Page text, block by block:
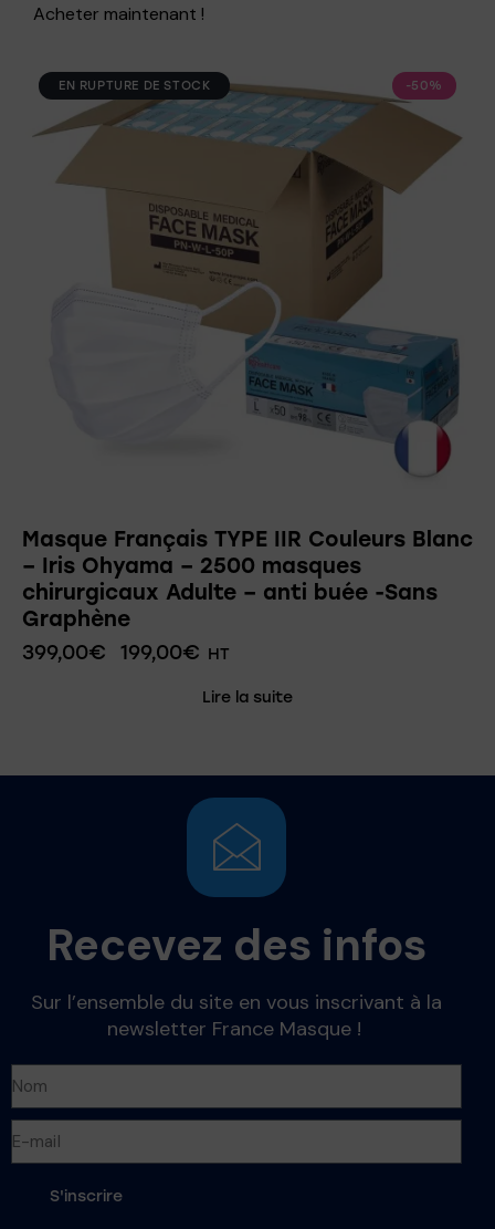
Acheter maintenant !
EN RUPTURE DE STOCK -50%
Masque Français TYPE IIR Couleurs Blanc
– Iris Ohyama – 2500 masques
chirurgicaux Adulte – anti buée -Sans
Graphène
399,00€ 199,00€ HT
Lire la suite
Recevez des infos
Sur l’ensemble du site en vous inscrivant à la
newsletter France Masque !
S'inscrire